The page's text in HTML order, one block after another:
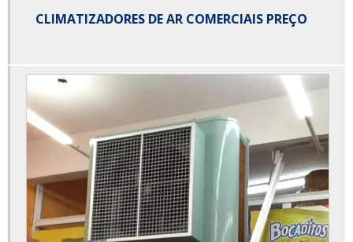
CLIMATIZADORES DE AR COMERCIAIS PREÇO